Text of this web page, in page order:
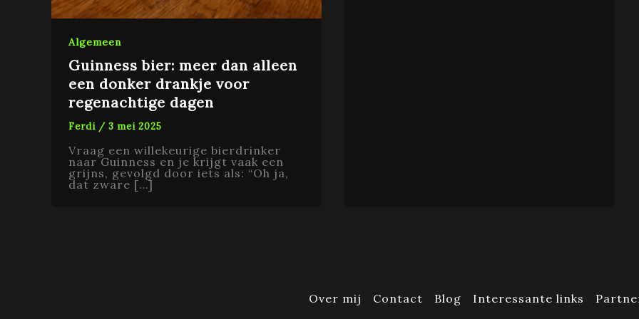
Algemeen
Guinness bier: meer dan alleen
een donker drankje voor
regenachtige dagen
Ferdi / 3 mei 2025
Vraag een willekeurige bierdrinker
naar Guinness en je krijgt vaak een
grijns, gevolgd door iets als: “Oh ja,
dat zware […]
Over mij Contact Blog Interessante links